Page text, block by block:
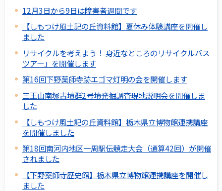
12月3日から9日は障害者週間です
【しもつけ風土記の丘資料館】夏休み体験講座を開催し
ました
リサイクルを考えよう！ 身近なところのリサイクルバス
ツアー」を開催します
第16回下野薬師寺跡エゴマ灯明の会を開催します
三王山南塚古墳群2号墳発掘調査現地説明会を開催しま
した
【しもつけ風土記の丘資料館】栃木県立博物館連携講座
を開催しました
第18回南河内地区一周駅伝競走大会（通算42回）が開催
されました
【下野薬師寺歴史館】栃木県立博物館連携講座を開催し
ました